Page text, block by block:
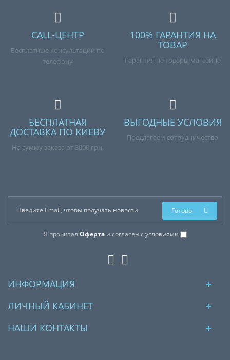
CALL-ЦЕНТР
Бесплатные консультации по
телефону
100% ГАРАНТИЯ НА
ТОВАР
Гарантия на товары магазина
БЕСПЛАТНАЯ
ДОСТАВКА ПО КИЕВУ
На сумму заказа от 3000 грн.
ВЫГОДНЫЕ УСЛОВИЯ
Предлагаем сотрудничество
Я прочитал Офертаи согласен с условиями
Готово
ИНФОРМАЦИЯ
ЛИЧНЫЙ КАБИНЕТ
НАШИ КОНТАКТЫ